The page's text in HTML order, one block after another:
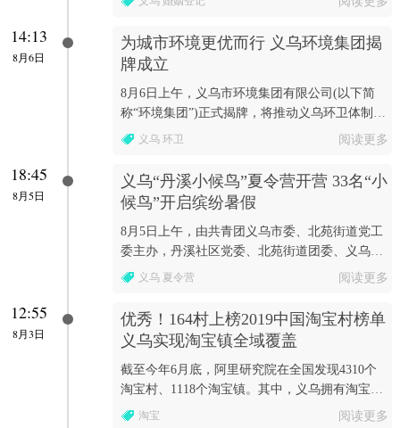
为城市环境更优而行 义乌环境集团揭
牌成立
8月6日上午，义乌市环境集团有限公司(以下简
称“环境集团”)正式揭牌，将推动义乌环卫体制改
革向纵深发展，也由此揭开了义乌环境卫生事业
义乌 环卫 阅读更多
14:13
8月6日
义乌“丹溪小候鸟”夏令营开营 33名“小
候鸟”开启缤纷暑假
8月5日上午，由共青团义乌市委、北苑街道党工
委主办，丹溪社区党委、北苑街道团委、义乌市
青少年综合服务中心承办的“青春三服务用爱心
义乌 夏令营 阅读更多
18:45
8月5日
优秀！164村上榜2019中国淘宝村榜单
义乌实现淘宝镇全域覆盖
截至今年6月底，阿里研究院在全国发现4310个
淘宝村、1118个淘宝镇。其中，义乌拥有淘宝村
达164个，淘宝镇13个，淘宝村数量领跑全国。
淘宝 阅读更多
12:55
8月3日